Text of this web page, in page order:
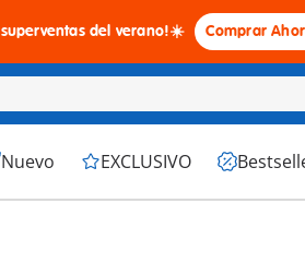
del verano!☀️ Comprar
Nuevo EXCLUSIVO